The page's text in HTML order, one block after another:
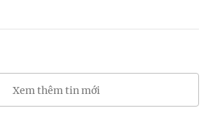
Xem thêm tin mới